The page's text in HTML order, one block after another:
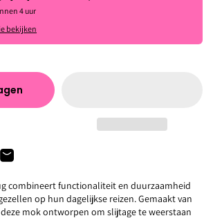
4 uur
bekijken
combineert functionaliteit en duurzaamheid
op hun dagelijkse reizen. Gemaakt van
mok ontworpen om slijtage te weerstaan